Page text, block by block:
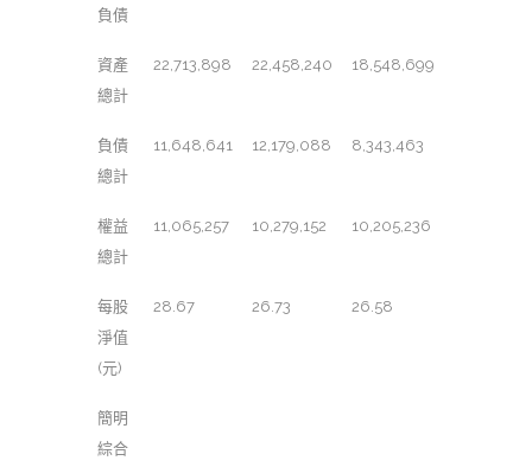
負債
資產
總計
22,713,898 22,458,240 18,548,699
負債
總計
11,648,641 12,179,088 8,343,463
權益
總計
11,065,257 10,279,152 10,205,236
每股
淨值
(元)
28.67 26.73 26.58
簡明
綜合